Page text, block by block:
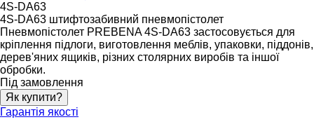
4S-DA63
4S-DA63 штифтозабивний пневмопістолет
Пневмопістолет PREBENA 4S-DA63 застосовується для
кріплення підлоги, виготовлення меблів, упаковки, піддонів,
дерев'яних ящиків, різних столярних виробів та іншої
обробки.
Під замовлення
Як купити?
Гарантія якості